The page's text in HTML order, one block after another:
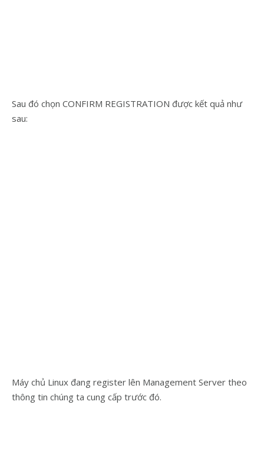
Sau đó chọn CONFIRM REGISTRATION được kết quả như
sau:
Máy chủ Linux đang register lên Management Server theo
thông tin chúng ta cung cấp trước đó.